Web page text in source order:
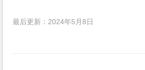
最后更新：2024年5月8日